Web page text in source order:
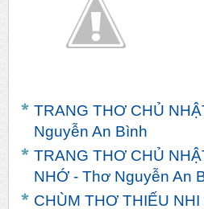
TRANG THƠ CHỦ
Nguyễn An Bình
TRANG THƠ CHỦ
NHỚ - Thơ Nguyễn An
CHÙM THƠ THIẾU